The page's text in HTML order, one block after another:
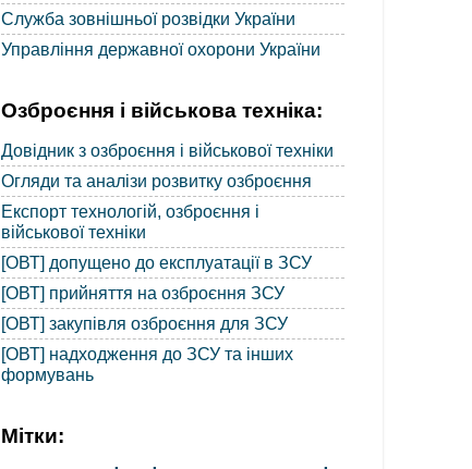
Служба зовнішньої розвідки України
Управління державної охорони України
Озброєння і військова техніка:
Довідник з озброєння і військової техніки
Огляди та аналізи розвитку озброєння
Експорт технологій, озброєння і
військової техніки
[ОВТ] допущено до експлуатації в ЗСУ
[ОВТ] прийняття на озброєння ЗСУ
[ОВТ] закупівля озброєння для ЗСУ
[ОВТ] надходження до ЗСУ та інших
формувань
Мітки: